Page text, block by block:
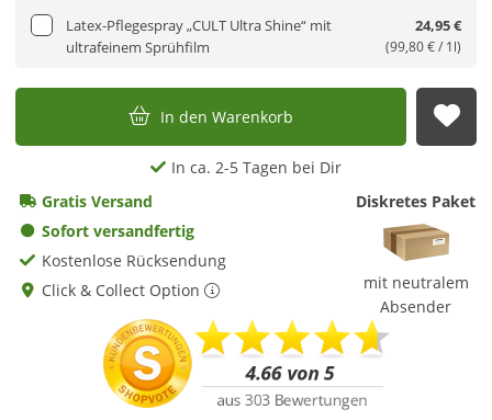
Latex-Pflegespray „CULT Ultra Shine“ mit
ultrafeinem Sprühfilm
24,95 €
(99,80 € / 1l)
In den Warenkorb
In ca. 2-5 Tagen bei Dir
Gratis Versand
Sofort versandfertig
Kostenlose Rücksendung
Click & Collect Option
Diskretes Paket
mit neutralem
Absender